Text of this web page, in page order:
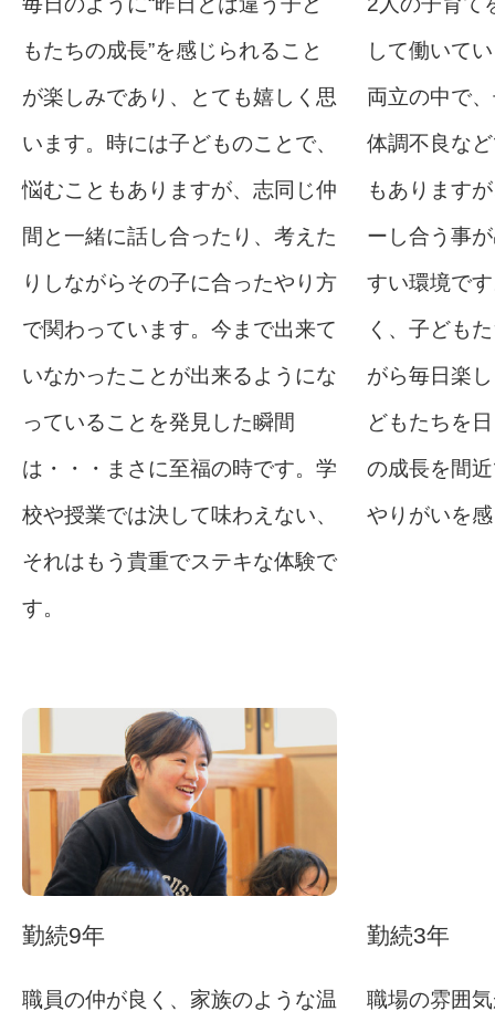
もたちの成長”を感じられること
が楽しみであり、とても嬉しく思
います。時には子どものことで、
悩むこともありますが、志同じ仲
間と一緒に話し合ったり、考えた
りしながらその子に合ったやり方
で関わっています。今まで出来て
いなかったことが出来るようにな
っていることを発見した瞬間
は・・・まさに至福の時です。学
校や授業では決して味わえない、
それはもう貴重でステキな体験で
す。
して働いて
両立の中で
体調不良な
もあります
ーし合う事
すい環境で
く、子ども
がら毎日楽
どもたちを
の成長を間
やりがいを
勤続9年
職員の仲が良く、家族のような温
勤続3年
職場の雰囲